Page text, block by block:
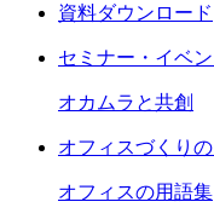
資料ダウンロード
セミナー・イベン
オカムラと共創
オフィスづくり
オフィスの用語集